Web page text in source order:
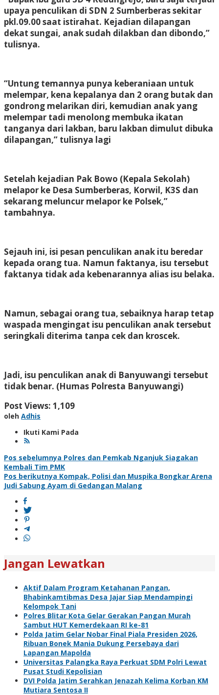
upaya penculikan di SDN 2 Sumberberas sekitar
pkl.09.00 saat istirahat. Kejadian dilapangan
dekat sungai, anak sudah dilakban dan dibondo,”
tulisnya.
“Untung temannya punya keberaniaan untuk
melempar, kena kepalanya dan 2 orang butak dan
gondrong melarikan diri, kemudian anak yang
melempar tadi menolong membuka ikatan
tanganya dari lakban, baru lakban dimulut dibuka
dilapangan,” tulisnya lagi
Setelah kejadian Pak Bowo (Kepala Sekolah)
melapor ke Desa Sumberberas, Korwil, K3S dan
sekarang meluncur melapor ke Polsek,”
tambahnya.
Sejauh ini, isi pesan penculikan anak itu beredar
kepada orang tua. Namun faktanya, isu tersebut
faktanya tidak ada kebenarannya alias isu belaka.
Namun, sebagai orang tua, sebaiknya harap tetap
waspada mengingat isu penculikan anak tersebut
seringkali diterima tanpa cek dan kroscek.
Jadi, isu penculikan anak di Banyuwangi tersebut
tidak benar. (Humas Polresta Banyuwangi)
Post Views: 1,109
oleh Adhis
Ikuti Kami Pada
Navigasi
pos
Pos sebelumnya Polres dan Pemkab Nganjuk Siagakan
Kembali Tim PMK
Pos berikutnya Kompak, Polisi dan Muspika Bongkar Arena
Judi Sabung Ayam di Gedangan Malang
Jangan Lewatkan
Aktif Dalam Program Ketahanan Pangan,
Bhabinkamtibmas Desa Jajar Siap Mendampingi
Kelompok Tani
Polres Blitar Kota Gelar Gerakan Pangan Murah
Sambut HUT Kemerdekaan RI ke-81
Polda Jatim Gelar Nobar Final Piala Presiden 2026,
Ribuan Bonek Mania Dukung Persebaya dari
Lapangan Mapolda
Universitas Palangka Raya Perkuat SDM Polri Lewat
Pusat Studi Kepolisian
DVI Polda Jatim Serahkan Jenazah Kelima Korban KM
Mutiara Sentosa II